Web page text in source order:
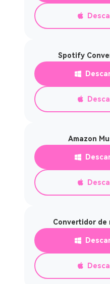
Spotify
Amazon
Convertidor de